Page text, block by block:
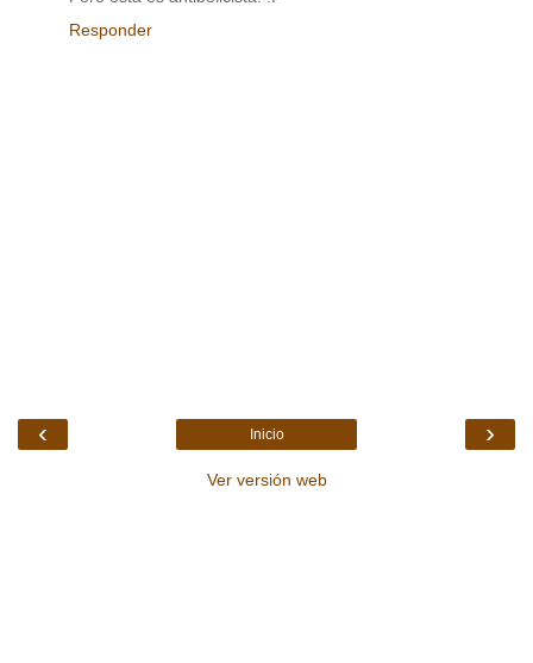
Responder
‹ ›
Inicio
Ver versión web